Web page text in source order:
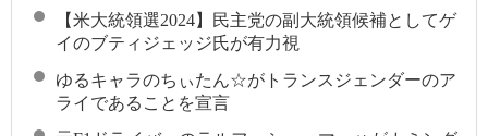
【米大統領選2024】民主党の副大統領候補としてゲ
イのブティジェッジ氏が有力視
ゆるキャラのちぃたん☆がトランスジェンダーのア
ライであることを宣言